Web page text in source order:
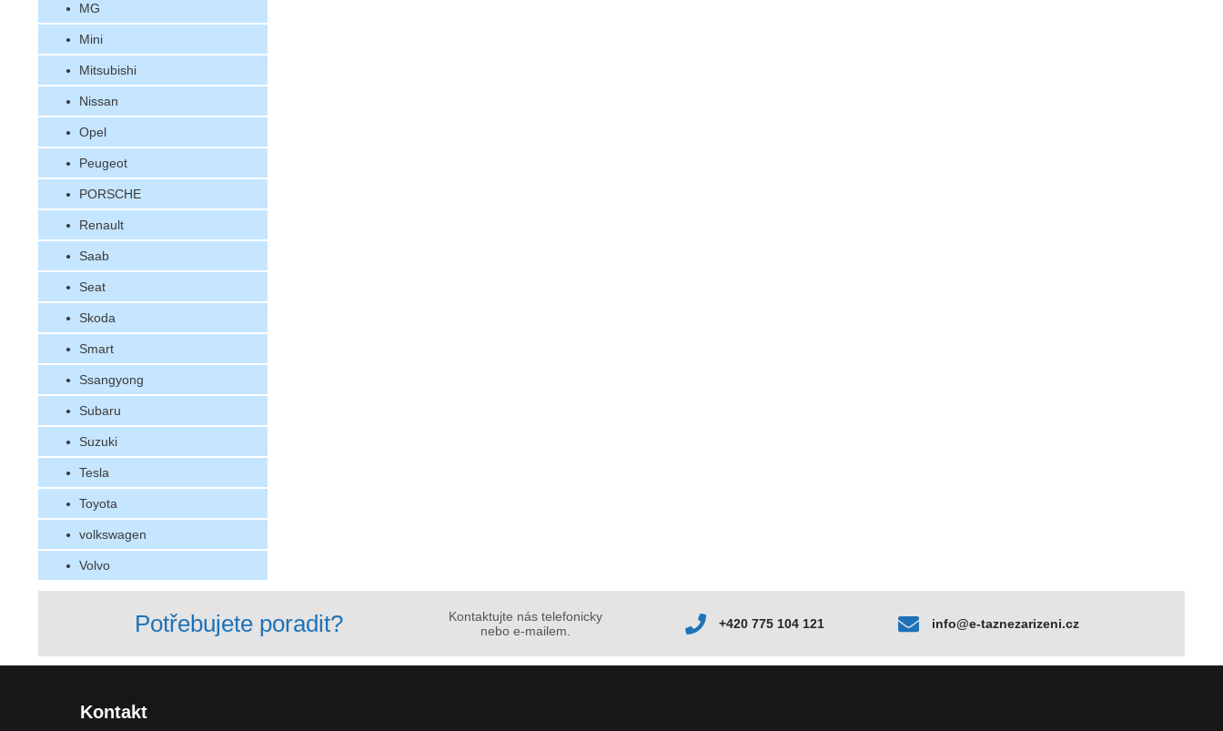
MG
Mini
Mitsubishi
Nissan
Opel
Peugeot
PORSCHE
Renault
Saab
Seat
Skoda
Smart
Ssangyong
Subaru
Suzuki
Tesla
Toyota
volkswagen
Volvo
Potřebujete poradit?
Kontaktujte nás telefonicky
nebo e-mailem.
+420 775 104 121 info@e-taznezarizeni.cz
Kontakt